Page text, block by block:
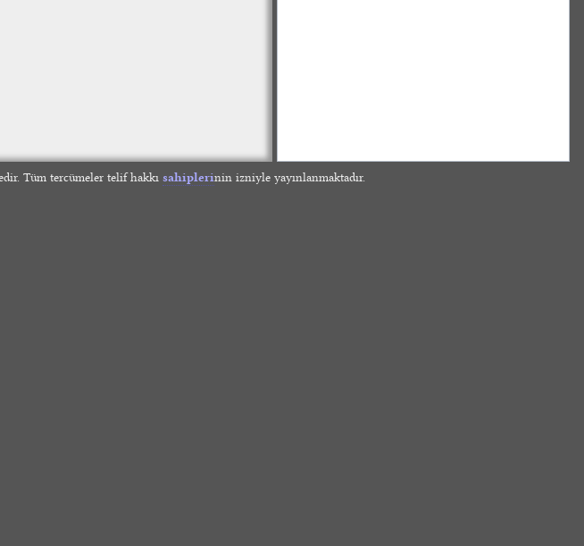
Tüm tercümeler telif hakkı sahiplerinin izniyle yayınlanmaktadır.